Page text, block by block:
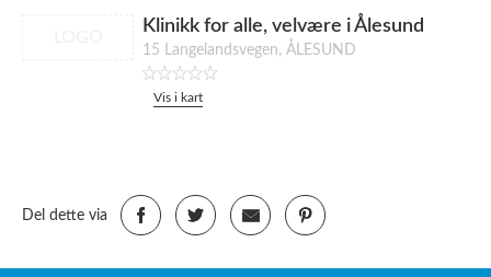
Klinikk for alle, velvære i Ålesund
15 Langelandsvegen, ÅLESUND
Vis i kart
Del dette via